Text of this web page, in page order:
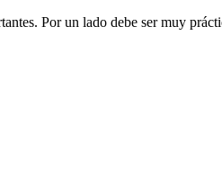
Por un lado debe ser muy